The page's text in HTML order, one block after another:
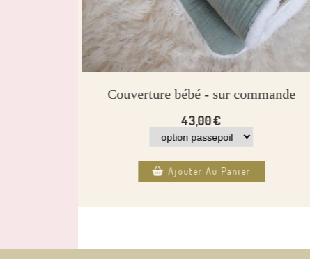
Couverture bébé - sur commande
43,00€
Ajouter Au Panier